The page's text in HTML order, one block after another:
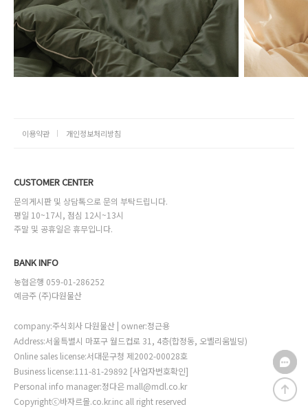
이용약관 개인정보처리방침
CUSTOMER CENTER
문의게시판 및 상담톡으로 문의 부탁드립니다.
평일 10~17시, 점심 12시~13시
주말 및 공휴일은 휴무입니다.
BANK INFO
농협은행 059-01-286252
예금주 (주)다원물산
company:주식회사 다원물산 | owner:정근용
Address:서울특별시 마포구 월드컵로 31, 4층(합정동, 오벨리움빌딩)
Online sales license:서대문구청 제2002-00028호
Business license:111-81-29892 [사업자번호확인]
Personal info manager:정다은 mall@mdl.co.kr
Copyrightⓒ바자르몰.co.kr.inc all right reserved